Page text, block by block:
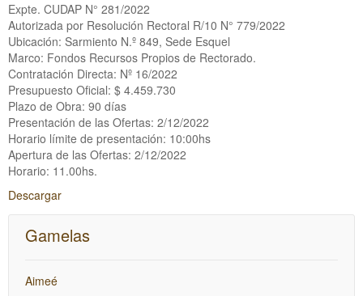
Expte. CUDAP N° 281/2022
Autorizada por Resolución Rectoral R/10 N° 779/2022
Ubicación: Sarmiento N.º 849, Sede Esquel
Marco: Fondos Recursos Propios de Rectorado.
Contratación Directa: Nº 16/2022
Presupuesto Oficial: $ 4.459.730
Plazo de Obra: 90 días
Presentación de las Ofertas: 2/12/2022
Horario límite de presentación: 10:00hs
Apertura de las Ofertas: 2/12/2022
Horario: 11.00hs.
Descargar
Gamelas
Aimeé